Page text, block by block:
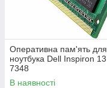
Оперативна пам'ять для
ноутбука Dell Inspiron 13
7348
В наявності